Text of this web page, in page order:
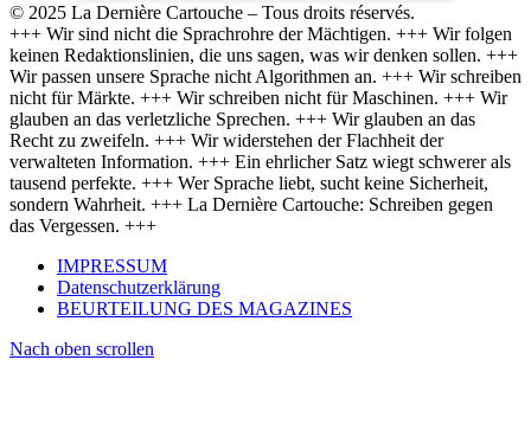
© 2025 La Dernière Cartouche – Tous droits réservés.
+++ Wir sind nicht die Sprachrohre der Mächtigen. +++ Wir folgen
keinen Redaktionslinien, die uns sagen, was wir denken sollen. +++
Wir passen unsere Sprache nicht Algorithmen an. +++ Wir schreiben
nicht für Märkte. +++ Wir schreiben nicht für Maschinen. +++ Wir
glauben an das verletzliche Sprechen. +++ Wir glauben an das
Recht zu zweifeln. +++ Wir widerstehen der Flachheit der
verwalteten Information. +++ Ein ehrlicher Satz wiegt schwerer als
tausend perfekte. +++ Wer Sprache liebt, sucht keine Sicherheit,
sondern Wahrheit. +++ La Dernière Cartouche: Schreiben gegen
das Vergessen. +++
IMPRESSUM
Datenschutzerklärung
BEURTEILUNG DES MAGAZINES
Nach oben scrollen